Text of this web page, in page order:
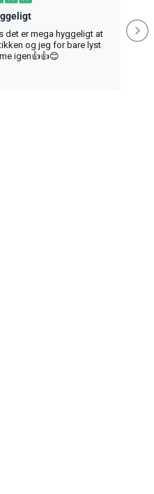
det er mega hyggeligt at
og jeg for bare lyst
igen👍👍😊